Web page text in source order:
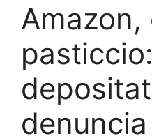
Amazon,
pasticcio: